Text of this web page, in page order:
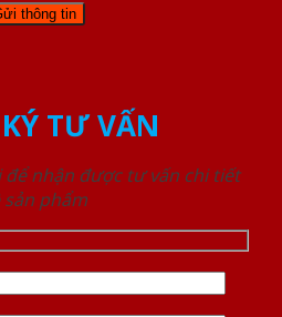
TƯ VẤN
để nhận được tư vấn chi tiết
sản phẩm